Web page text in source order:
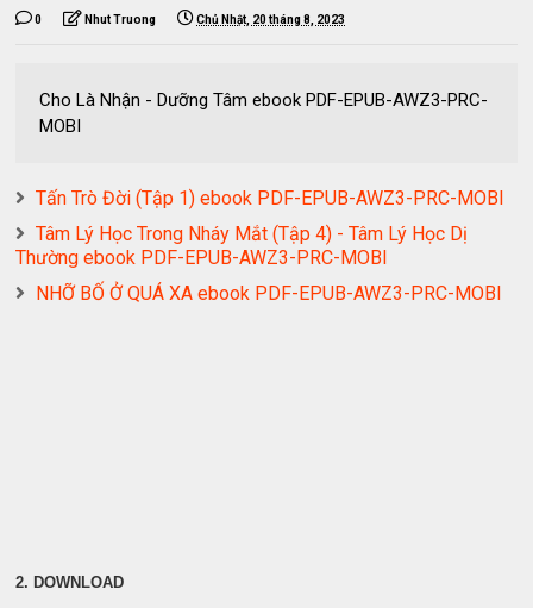
0 Nhut Truong Chủ Nhật, 20 tháng 8, 2023
Cho Là Nhận - Dưỡng Tâm ebook PDF-EPUB-AWZ3-PRC-
MOBI
Tấn Trò Đời (Tập 1) ebook PDF-EPUB-AWZ3-PRC-MOBI
Tâm Lý Học Trong Nháy Mắt (Tập 4) - Tâm Lý Học Dị
Thường ebook PDF-EPUB-AWZ3-PRC-MOBI
NHỠ BỐ Ở QUÁ XA ebook PDF-EPUB-AWZ3-PRC-MOBI
2. DOWNLOAD